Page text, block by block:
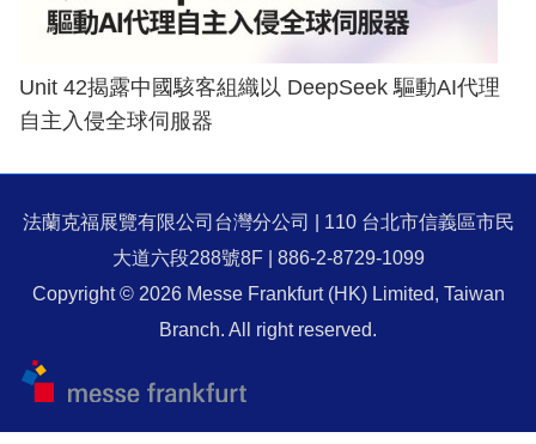
Unit 42揭露中國駭客組織以 DeepSeek 驅動AI代理
自主入侵全球伺服器
法蘭克福展覽有限公司台灣分公司 | 110 台北市信義區市民
大道六段288號8F | 886-2-8729-1099
Copyright © 2026 Messe Frankfurt (HK) Limited, Taiwan
Branch. All right reserved.